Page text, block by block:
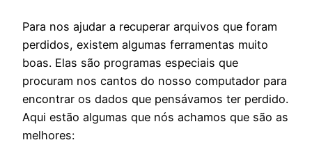
Para nos ajudar a recuperar arquivos que foram
perdidos, existem algumas ferramentas muito
boas. Elas são programas especiais que
procuram nos cantos do nosso computador para
encontrar os dados que pensávamos ter perdido.
Aqui estão algumas que nós achamos que são as
melhores: